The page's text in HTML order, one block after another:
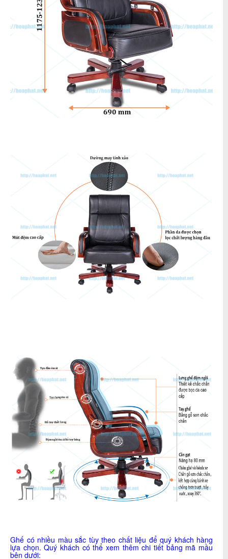
Ghế có nhiều màu sắc tùy theo chất liệu để quý khách hàng
lựa chọn. Quý khách có thể xem thêm chi tiết bảng mã mầu
bên dưới: